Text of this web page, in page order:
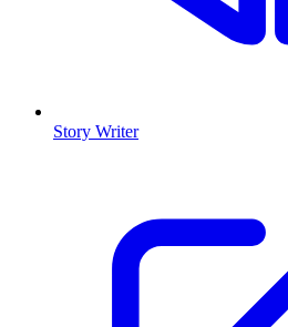
Story Writer